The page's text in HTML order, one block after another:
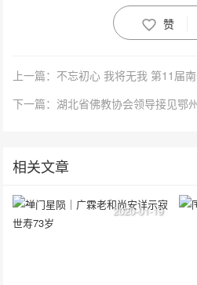
赞
上一篇：不忘初心 我将无我 第11届
下一篇：湖北省佛教协会领导接见鄂
相关文章
2020-01-19